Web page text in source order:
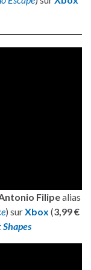
Filipealias
) surXbox (3,99 €